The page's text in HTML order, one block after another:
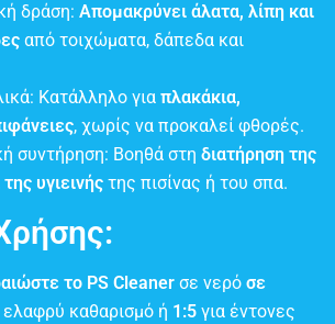
δράση: Απομακρύνει άλατα, λίπη και
από τοιχώματα, δάπεδα και
Κατάλληλο για πλακάκια,
, χωρίς να προκαλεί φθορές.
συντήρηση: Βοηθά στη διατήρηση της
υγιεινής της πισίνας ή του σπα.
το PS Cleaner σε νερό σε
ελαφρύ καθαρισμό ή 1:5 για έντονες